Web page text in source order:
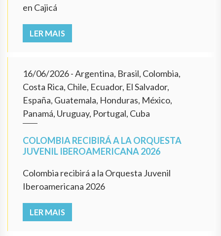
en Cajicá
LER MAIS
16/06/2026- Argentina, Brasil, Colombia,
Costa Rica, Chile, Ecuador, El Salvador,
España, Guatemala, Honduras, México,
Panamá, Uruguay, Portugal, Cuba
COLOMBIA RECIBIRÁ A LA ORQUESTA
JUVENIL IBEROAMERICANA 2026
Colombia recibirá a la Orquesta Juvenil
Iberoamericana 2026
LER MAIS